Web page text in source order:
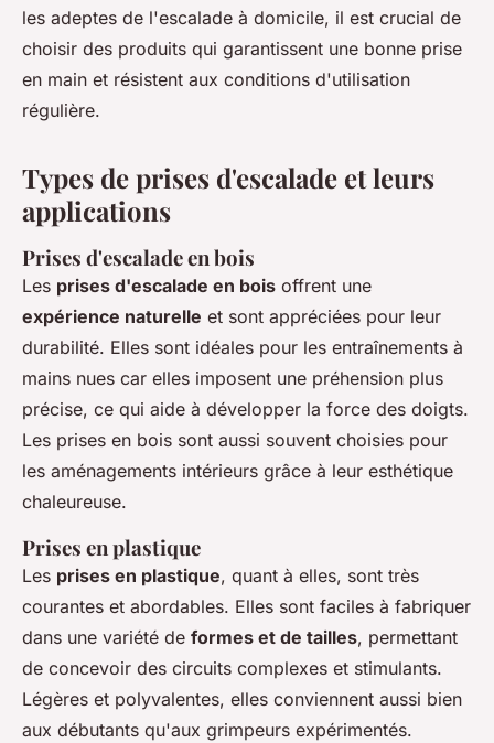
les adeptes de l'escalade à domicile, il est crucial de
choisir des produits qui garantissent une bonne prise
en main et résistent aux conditions d'utilisation
régulière.
Types de prises d'escalade et leurs
applications
Prises d'escalade en bois
Les prises d'escalade en bois offrent une
expérience naturelle et sont appréciées pour leur
durabilité. Elles sont idéales pour les entraînements à
mains nues car elles imposent une préhension plus
précise, ce qui aide à développer la force des doigts.
Les prises en bois sont aussi souvent choisies pour
les aménagements intérieurs grâce à leur esthétique
chaleureuse.
Prises en plastique
Les prises en plastique, quant à elles, sont très
courantes et abordables. Elles sont faciles à fabriquer
dans une variété de formes et de tailles, permettant
de concevoir des circuits complexes et stimulants.
Légères et polyvalentes, elles conviennent aussi bien
aux débutants qu'aux grimpeurs expérimentés.